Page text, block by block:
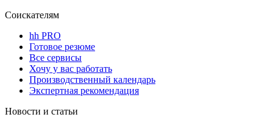
Соискателям
hh PRO
Готовое резюме
Все сервисы
Хочу у вас работать
Производственный календарь
Экспертная рекомендация
Новости и статьи